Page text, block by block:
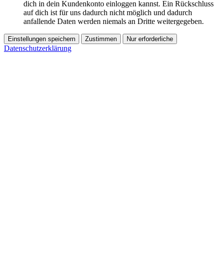
dich in dein Kundenkonto einloggen kannst. Ein Rückschluss
auf dich ist für uns dadurch nicht möglich und dadurch
anfallende Daten werden niemals an Dritte weitergegeben.
Einstellungen speichern Zustimmen Nur erforderliche
Datenschutzerklärung